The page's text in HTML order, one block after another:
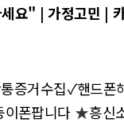
요" | 가정고민 |
증거수집✓핸드폰
이폰팝니다★흥신